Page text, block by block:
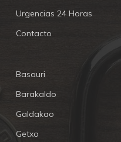
Urgencias 24 Horas
Contacto
Basauri
Barakaldo
Galdakao
Getxo